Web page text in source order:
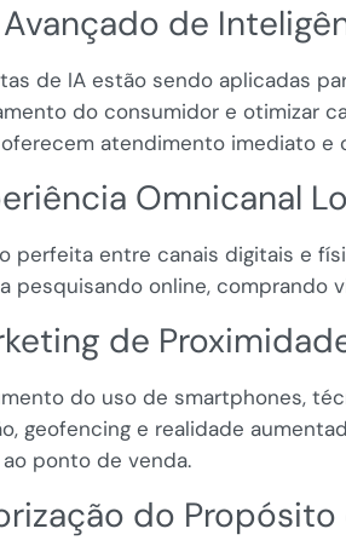
Avançado de
de IA estão sendo aplicadas
do consumidor e otimizar
atendimento imediato
Omnicanal
perfeita entre canais digitais e
pesquisando online, comprando
de
do uso de smartphones,
geofencing e realidade
ponto de venda.
do